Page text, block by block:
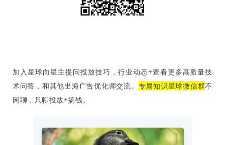
加入星球向星主提问投放技巧，行业动态+查看更多高质量技
术问答，和其他出海广告优化师交流。 专属知识星球微信群不
闲聊，只聊投放+搞钱。